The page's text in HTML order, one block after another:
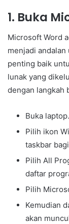
1. Buka
Microsoft Word
menjadi
penting baik
lunak yang
dengan langkah
Buka laptop.
Pilih ikon
taskbar
Pilih All
daftar
Pilih
Kemudian
akan